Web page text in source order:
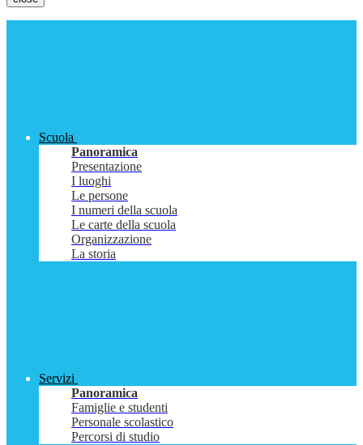
Scuola
Panoramica
Presentazione
I luoghi
Le persone
I numeri della scuola
Le carte della scuola
Organizzazione
La storia
Servizi
Panoramica
Famiglie e studenti
Personale scolastico
Percorsi di studio